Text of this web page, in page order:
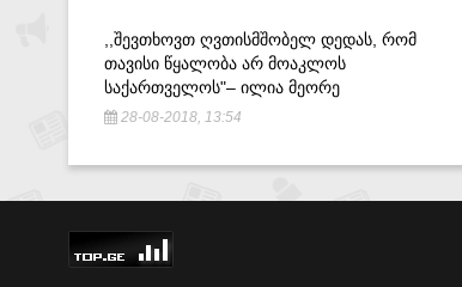
,,ᲨᲔᲕᲗᲮᲝᲕᲗ ᲦᲕᲗᲘᲡᲛᲨᲝᲑᲔᲚ ᲓᲔᲓᲐᲡ, ᲠᲝᲛ
ᲗᲐᲕᲘᲡᲘ ᲬᲧᲐᲚᲝᲑᲐ ᲐᲠ ᲛᲝᲐᲙᲚᲝᲡ
ᲡᲐᲥᲐᲠᲗᲕᲔᲚᲝᲡ"– ᲘᲚᲘᲐ ᲛᲔᲝᲠᲔ
28-08-2018, 13:54